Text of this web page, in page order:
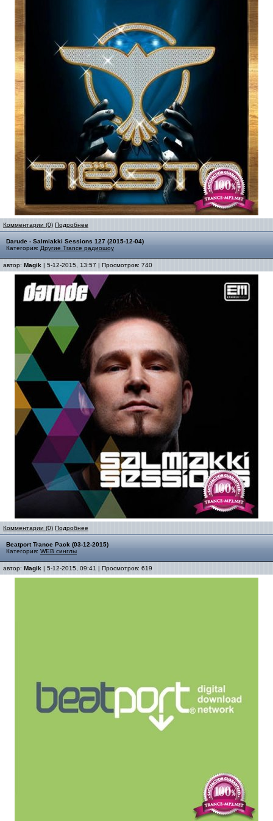
Комментарии (0) Подробнее
Darude - Salmiakki Sessions 127 (2015-12-04)
Категория: Другие Trance радиошоу
автор: Magik | 5-12-2015, 13:57 | Просмотров: 740
Комментарии (0) Подробнее
Beatport Trance Pack (03-12-2015)
Категория: WEB синглы
автор: Magik | 5-12-2015, 09:41 | Просмотров: 619